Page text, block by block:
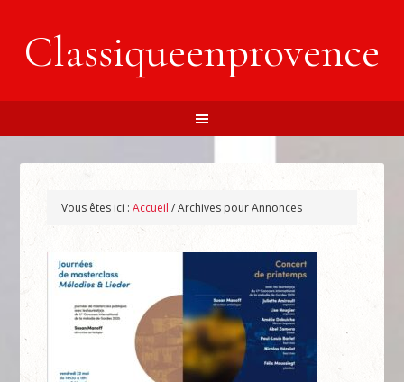
Classiqueenprovence
Vous êtes ici :Accueil /Archives pour Annonces